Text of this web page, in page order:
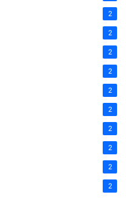
2
2
2
2
2
2
2
2
2
2